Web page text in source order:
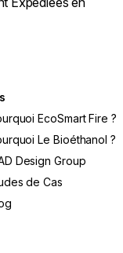
EcoSmart Fire ?
Le Bioéthanol ?
Design Group
de Cas